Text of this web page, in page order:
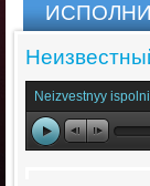
Neizvestnyy